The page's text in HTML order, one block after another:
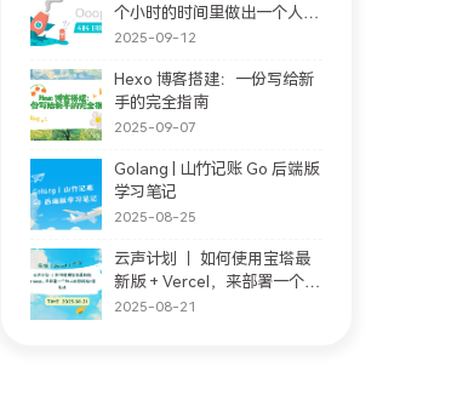
个小时的时间里做出一个人格
完善站的。(支持大家随意提
2025-09-12
Hexo 博客搭建：一份写给新
手的完全指南
2025-09-07
Golang | 山竹记账 Go 后端版
学习笔记
2025-08-25
云声计划 ｜ 如何使用宝塔最
新版 + Vercel，来部署一个私
人的影视站+音乐站
2025-08-21